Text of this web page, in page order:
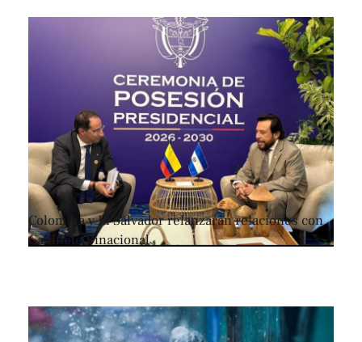
Colombia y El Salvador relanzarán relaciones con
Gabinete Binacional